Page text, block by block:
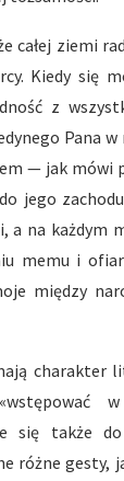
całej ziemi
Kiedy się
z
Pana
— jak mówi
jego
a na każdym
memu i
między
charakter
«wstępować
się także
różne gesty,